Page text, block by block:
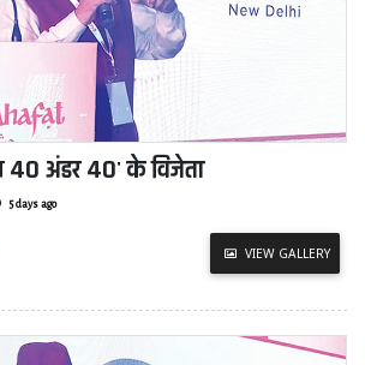
40 अंडर 40' के विजेता
5 days ago
VIEW GALLERY